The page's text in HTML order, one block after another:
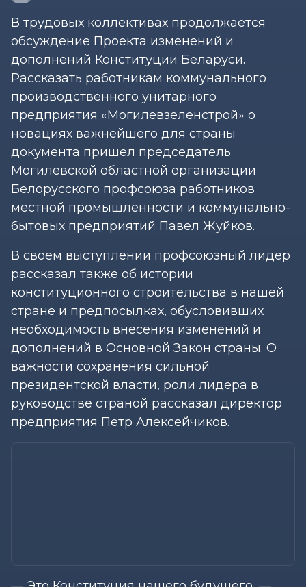
В трудовых коллективах продолжается
обсуждение Проекта изменений и
дополнений Конституции Беларуси.
Рассказать работникам коммунального
производственного унитарного
предприятия «Могилевзеленстрой» о
новациях важнейшего для страны
документа пришел председатель
Могилевской областной организации
Белорусского профсоюза работников
местной промышленности и коммунально-
бытовых предприятий Павел Жуйков.
В своем выступлении профсоюзный лидер
рассказал также об истории
конституционного строительства в нашей
стране и предпосылках, обусловивших
необходимость внесения изменений и
дополнений в Основной Закон страны. О
важности сохранения сильной
президентской власти, роли лидера в
руководстве страной рассказал директор
предприятия Петр Алексейчиков.